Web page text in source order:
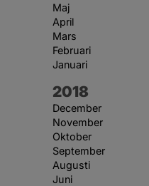
Maj
April
Mars
Februari
Januari
År:
2018
December
November
Oktober
September
Augusti
Juni